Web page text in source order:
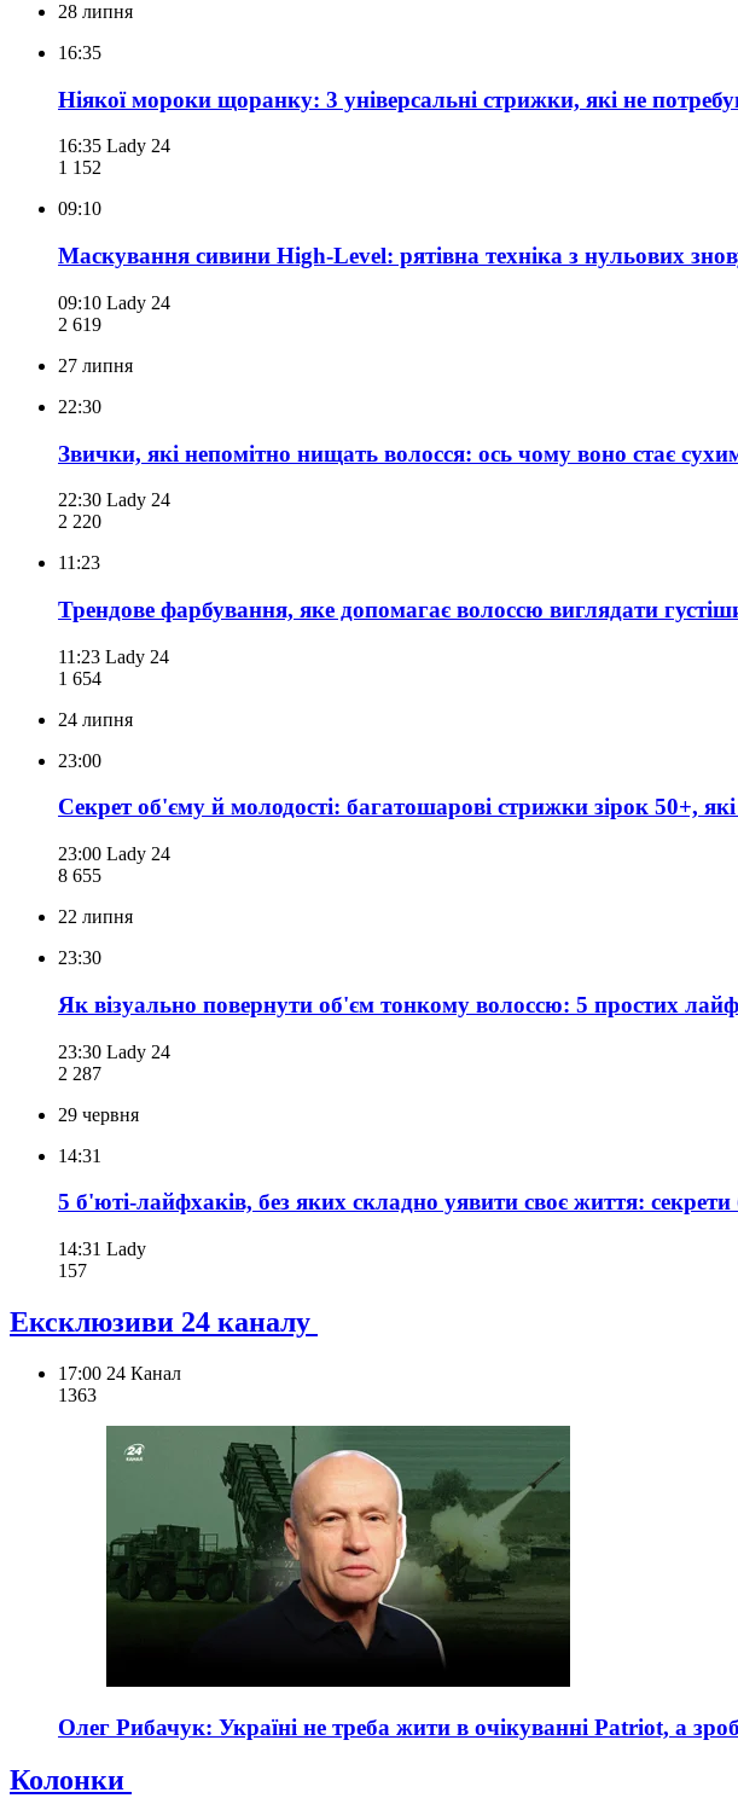
28 липня
16:35
Ніякої мороки щоранку: 3 універсальні стрижки, які не
16:35 Lady 24
1 152
09:10
Маскування сивини High-Level: рятівна техніка з нульових
09:10 Lady 24
2 619
27 липня
22:30
Звички, які непомітно нищать волосся: ось чому воно стає
22:30 Lady 24
2 220
11:23
Трендове фарбування, яке допомагає волоссю виглядати
11:23 Lady 24
1 654
24 липня
23:00
Секрет об'єму й молодості: багатошарові стрижки зірок 50+,
23:00 Lady 24
8 655
22 липня
23:30
Як візуально повернути об'єм тонкому волоссю: 5 простих
23:30 Lady 24
2 287
29 червня
14:31
5 б'юті-лайфхаків, без яких складно уявити своє життя:
14:31 Lady
157
Ексклюзиви 24 каналу
17:00 24 Канал
1363
Олег Рибачук: Україні не треба жити в очікуванні Patriot, а
Колонки